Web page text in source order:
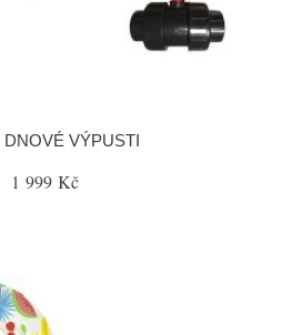
DNOVÉ VÝPUSTI
1 999 Kč